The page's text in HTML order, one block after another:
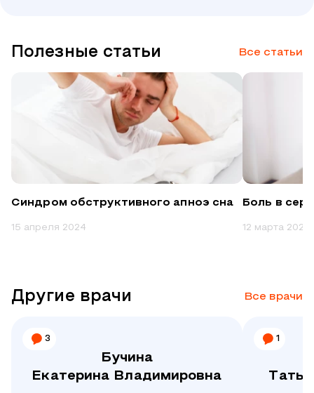
Полезные статьи Все статьи
Синдром обструктивного апноэ сна
15 апреля 2024
Боль в
12 марта 2024
Другие врачи Все врачи
3
Бучина
Екатерина Владимировна
1